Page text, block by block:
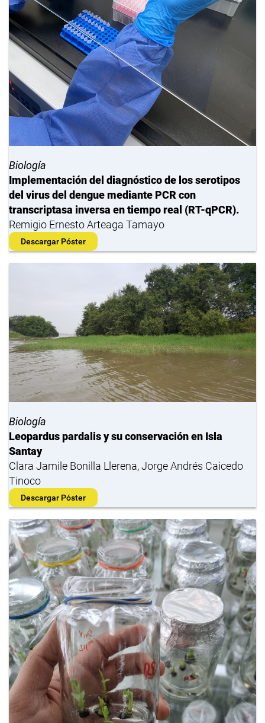
Biología
Implementación del diagnóstico de los serotipos
del virus del dengue mediante PCR con
transcriptasa inversa en tiempo real (RT-qPCR).
Remigio Ernesto Arteaga Tamayo
Descargar Póster
Biología
Leopardus pardalis y su conservación en Isla
Santay
Clara Jamile Bonilla Llerena, Jorge Andrés Caicedo
Tinoco
Descargar Póster